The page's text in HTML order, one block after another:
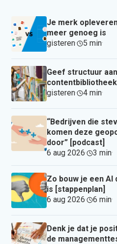
Je merk
meer genoeg is
gisteren· 5 min·
Geef structuur
contentbibliotheek
gisteren· 4 min·
“Bedrijven die
komen deze
door” [podcast]
6 aug 2026· 3 min·
Zo bouw je een
is [stappenplan]
6 aug 2026· 6 min·
Denk je dat je
de